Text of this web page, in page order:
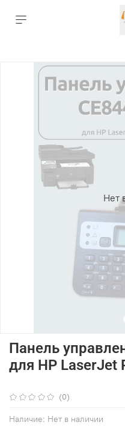
Нет
(0)
Наличие: Нет в наличии
Панель
для HP LaserJet